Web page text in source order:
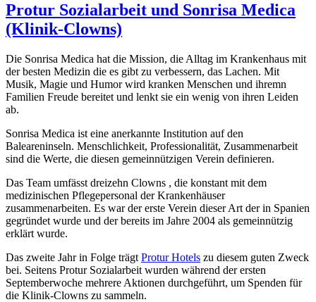
Protur Sozialarbeit und Sonrisa Medica
(Klinik-Clowns)
Die Sonrisa Medica hat die Mission, die Alltag im Krankenhaus mit
der besten Medizin die es gibt zu verbessern, das Lachen. Mit
Musik, Magie und Humor wird kranken Menschen und ihremn
Familien Freude bereitet und lenkt sie ein wenig von ihren Leiden
ab.
Sonrisa Medica ist eine anerkannte Institution auf den
Baleareninseln. Menschlichkeit, Professionalität, Zusammenarbeit
sind die Werte, die diesen gemeinnützigen Verein definieren.
Das Team umfässt dreizehn Clowns , die konstant mit dem
medizinischen Pflegepersonal der Krankenhäuser
zusammenarbeiten. Es war der erste Verein dieser Art der in Spanien
gegründet wurde und der bereits im Jahre 2004 als gemeinnützig
erklärt wurde.
Das zweite Jahr in Folge trägt Protur Hotels zu diesem guten Zweck
bei. Seitens Protur Sozialarbeit wurden während der ersten
Septemberwoche mehrere Aktionen durchgeführt, um Spenden für
die Klinik-Clowns zu sammeln.